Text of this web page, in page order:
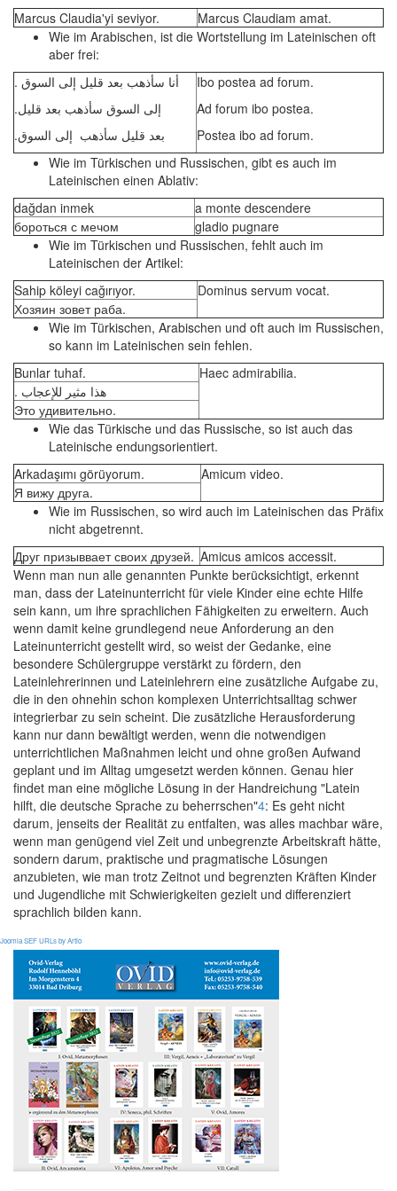
Marcus Claudia'yi seviyor.
Marcus Claudiam amat.
Wie im Arabischen, ist die Wortstellung im Lateinischen oft
aber frei:
. أنا سأذهب بعد قليل إلى السوق
.إلى السوق سأذهب بعد قليل
.بعد قليل سأذهب إلى السوق
Ibo postea ad forum.
Ad forum ibo postea.
Postea ibo ad forum.
Wie im Türkischen und Russischen, gibt es auch im
Lateinischen einen Ablativ:
dağdan inmek
a monte descendere
бороться с мечом
gladio pugnare
Wie im Türkischen und Russischen, fehlt auch im
Lateinischen der Artikel:
Sahip köleyi cağırıyor.
Dominus servum vocat.
Хозяин зовет раба.
Wie im Türkischen, Arabischen und oft auch im Russischen,
so kann im Lateinischen sein fehlen.
Bunlar tuhaf.
Haec admirabilia.
. هذا مثير للإعجاب
Это удивительно.
Wie das Türkische und das Russische, so ist auch das
Lateinische endungsorientiert.
Arkadaşımı görüyorum.
Amicum video.
Я вижу друга.
Wie im Russischen, so wird auch im Lateinischen das Präfix
nicht abgetrennt.
Друг призыввает своих друзей. Amicus amicos accessit.
Wenn man nun alle genannten Punkte berücksichtigt, erkennt
man, dass der Lateinunterricht für viele Kinder eine echte Hilfe
sein kann, um ihre sprachlichen Fähigkeiten zu erweitern. Auch
wenn damit keine grundlegend neue Anforderung an den
Lateinunterricht gestellt wird, so weist der Gedanke, eine
besondere Schülergruppe verstärkt zu fördern, den
Lateinlehrerinnen und Lateinlehrern eine zusätzliche Aufgabe zu,
die in den ohnehin schon komplexen Unterrichtsalltag schwer
integrierbar zu sein scheint. Die zusätzliche Herausforderung
kann nur dann bewältigt werden, wenn die notwendigen
unterrichtlichen Maßnahmen leicht und ohne großen Aufwand
geplant und im Alltag umgesetzt werden können. Genau hier
findet man eine mögliche Lösung in der Handreichung "Latein
hilft, die deutsche Sprache zu beherrschen"4: Es geht nicht
darum, jenseits der Realität zu entfalten, was alles machbar wäre,
wenn man genügend viel Zeit und unbegrenzte Arbeitskraft hätte,
sondern darum, praktische und pragmatische Lösungen
anzubieten, wie man trotz Zeitnot und begrenzten Kräften Kinder
und Jugendliche mit Schwierigkeiten gezielt und differenziert
sprachlich bilden kann.
Joomla SEF URLs by Artio